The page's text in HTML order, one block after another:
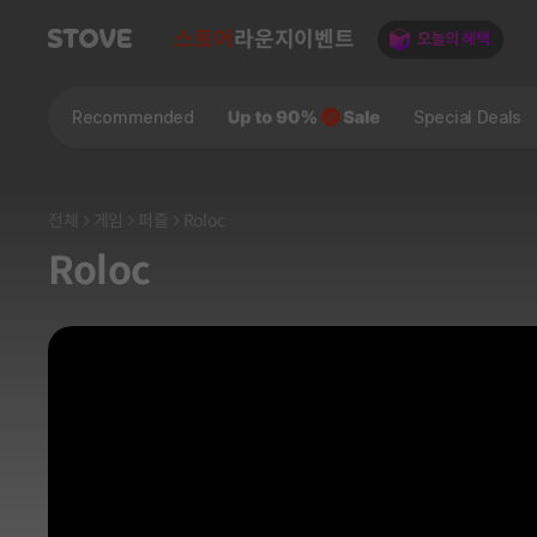
스토어 라운지 이벤트
Recommended Special Deals
전체 게임 퍼즐 Roloc
Roloc